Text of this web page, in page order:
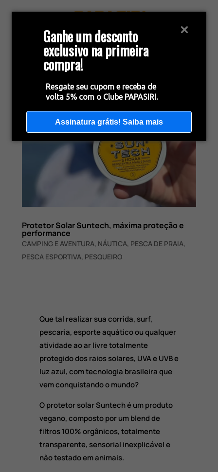
Ganhe um desconto
exclusivo na primeira
compra!
Resgate seu cupom e receba de
volta 5% com o Clube PAPASIRI.
Assinatura grátis! Saiba mais
Protetor Solar Suntech, máxima proteção e
performance
CAMPING E AVENTURA, NÁUTICA, PESCA DE PRAIA,
PESCA ESPORTIVA, PESQUEIRO
Que tal realizar sua corrida, surf,
pescaria, esporte aquático ou qualquer
atividade ao ar livre totalmente
protegido dos raios solares, UVA e UVB e
luz azul, com tecnologia brasileira que
vem conquistando o mundo?
O protetor solar Suntech é um produto
vegano, composto por um blend de
filtros 100% orgânicos, totalmente
transparente, sensorial inexplicável e
não testado em animais.